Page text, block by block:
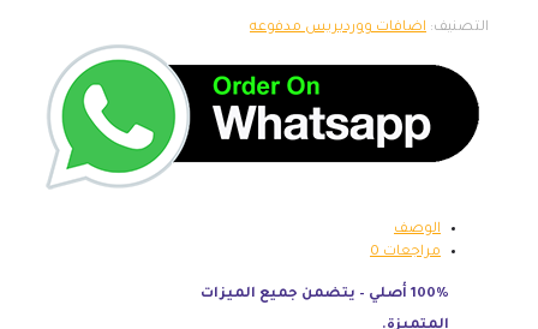
التصنيف: اضافات ووردبريس مدفوعه
الوصف
مراجعات0
100% أصلي – يتضمن جميع الميزات